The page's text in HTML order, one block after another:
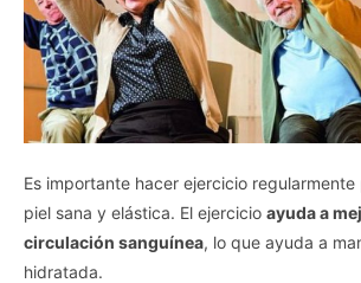
Es importante hacer ejercicio regularmente
piel sana y elástica. El ejercicio ayuda a
circulación sanguínea, lo que ayuda a
hidratada.